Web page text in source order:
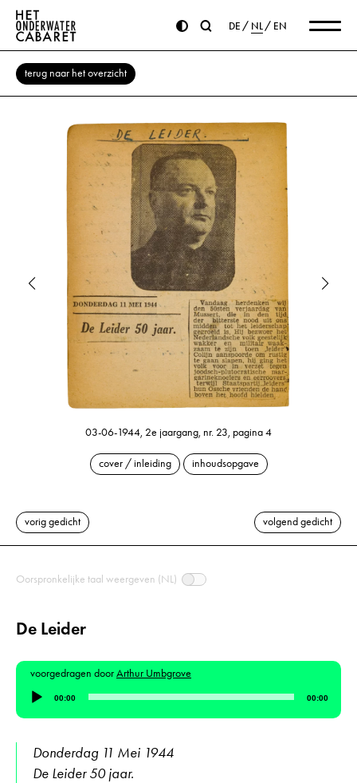
DE NL EN
terug naar het overzicht
03-06-1944, 2e jaargang, nr. 23, pagina 4
cover / inleiding inhoudsopgave
vorig gedicht volgend gedicht
Oorspronkelijke taal weergeven (NL)
De Leider
voorgedragen doorArthur Umbgrove
Audiospeler
00:00 00:00
Donderdag 11 Mei 1944
De Leider 50 jaar.